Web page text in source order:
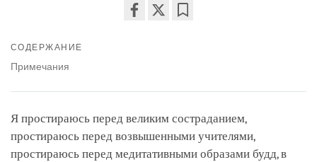
СОДЕРЖАНИЕ
Примечания
Я простираюсь перед великим состраданием,
простираюсь перед возвышенными учителями,
простираюсь перед медитативными образами будд, в